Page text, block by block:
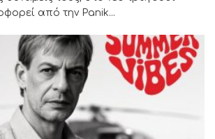
από την Panik...